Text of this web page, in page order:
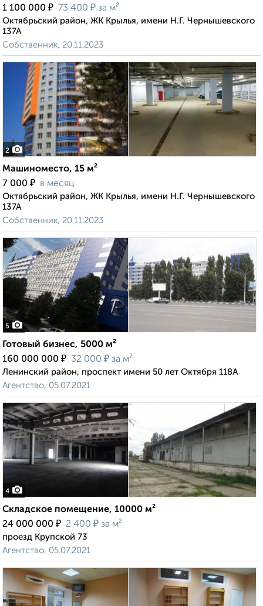
1 100 000 ₽ 73 400 ₽ за м²
Октябрьский район, ЖК Крылья, имени Н.Г. Чернышевского
137А
Собственник, 20.11.2023
2
Машиноместо, 15 м²
7 000 ₽ в месяц
Октябрьский район, ЖК Крылья, имени Н.Г. Чернышевского
137А
Собственник, 20.11.2023
5
Готовый бизнес, 5000 м²
160 000 000 ₽ 32 000 ₽ за м²
Ленинский район, проспект имени 50 лет Октября 118А
Агентство, 05.07.2021
4
Складское помещение, 10000 м²
24 000 000 ₽ 2 400 ₽ за м²
проезд Крупской 73
Агентство, 05.07.2021